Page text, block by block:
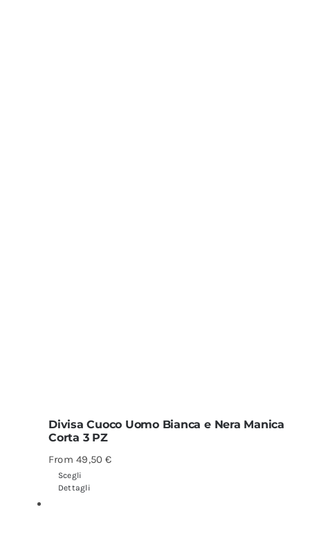
Divisa Cuoco Uomo Bianca e Nera Manica
Corta 3 PZ
From49,50€
Scegli
Dettagli